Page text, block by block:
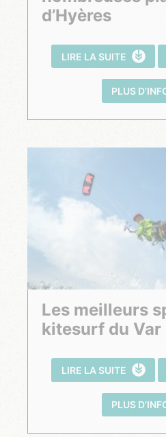
d’Hyères
LIRE LA SUITE
PLUS
Les meilleurs spots de
kitesurf du Var
LIRE LA SUITE
PLUS